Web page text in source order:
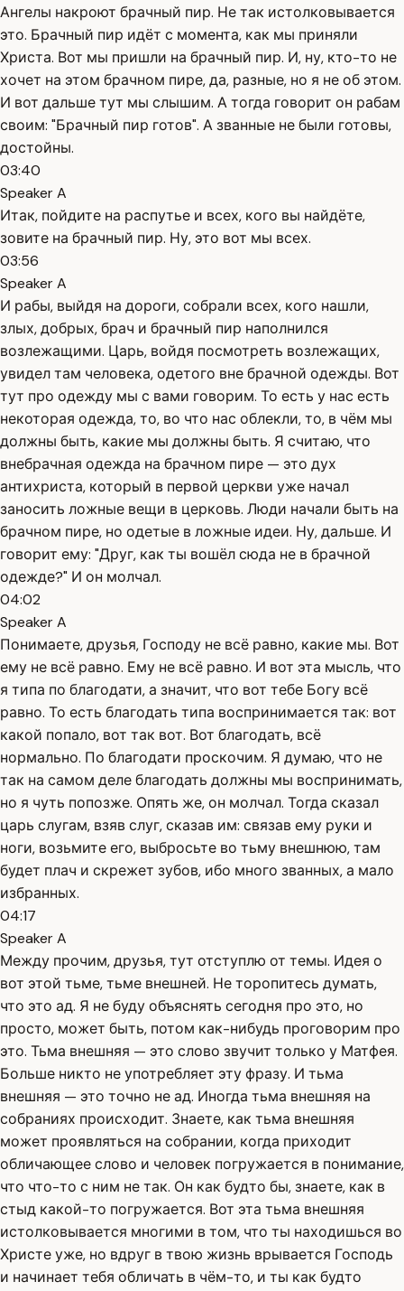
Ангелы накроют брачный пир. Не так истолковывается
это. Брачный пир идёт с момента, как мы приняли
Христа. Вот мы пришли на брачный пир. И, ну, кто-то не
хочет на этом брачном пире, да, разные, но я не об этом.
И вот дальше тут мы слышим. А тогда говорит он рабам
своим: "Брачный пир готов". А званные не были готовы,
достойны.
03:40
Speaker A
Итак, пойдите на распутье и всех, кого вы найдёте,
зовите на брачный пир. Ну, это вот мы всех.
03:56
Speaker A
И рабы, выйдя на дороги, собрали всех, кого нашли,
злых, добрых, брач и брачный пир наполнился
возлежащими. Царь, войдя посмотреть возлежащих,
увидел там человека, одетого вне брачной одежды. Вот
тут про одежду мы с вами говорим. То есть у нас есть
некоторая одежда, то, во что нас облекли, то, в чём мы
должны быть, какие мы должны быть. Я считаю, что
внебрачная одежда на брачном пире — это дух
антихриста, который в первой церкви уже начал
заносить ложные вещи в церковь. Люди начали быть на
брачном пире, но одетые в ложные идеи. Ну, дальше. И
говорит ему: "Друг, как ты вошёл сюда не в брачной
одежде?" И он молчал.
04:02
Speaker A
Понимаете, друзья, Господу не всё равно, какие мы. Вот
ему не всё равно. Ему не всё равно. И вот эта мысль, что
я типа по благодати, а значит, что вот тебе Богу всё
равно. То есть благодать типа воспринимается так: вот
какой попало, вот так вот. Вот благодать, всё
нормально. По благодати проскочим. Я думаю, что не
так на самом деле благодать должны мы воспринимать,
но я чуть попозже. Опять же, он молчал. Тогда сказал
царь слугам, взяв слуг, сказав им: связав ему руки и
ноги, возьмите его, выбросьте во тьму внешнюю, там
будет плач и скрежет зубов, ибо много званных, а мало
избранных.
04:17
Speaker A
Между прочим, друзья, тут отступлю от темы. Идея о
вот этой тьме, тьме внешней. Не торопитесь думать,
что это ад. Я не буду объяснять сегодня про это, но
просто, может быть, потом как-нибудь проговорим про
это. Тьма внешняя — это слово звучит только у Матфея.
Больше никто не употребляет эту фразу. И тьма
внешняя — это точно не ад. Иногда тьма внешняя на
собраниях происходит. Знаете, как тьма внешняя
может проявляться на собрании, когда приходит
обличающее слово и человек погружается в понимание,
что что-то с ним не так. Он как будто бы, знаете, как в
стыд какой-то погружается. Вот эта тьма внешняя
истолковывается многими в том, что ты находишься во
Христе уже, но вдруг в твою жизнь врывается Господь
и начинает тебя обличать в чём-то, и ты как будто